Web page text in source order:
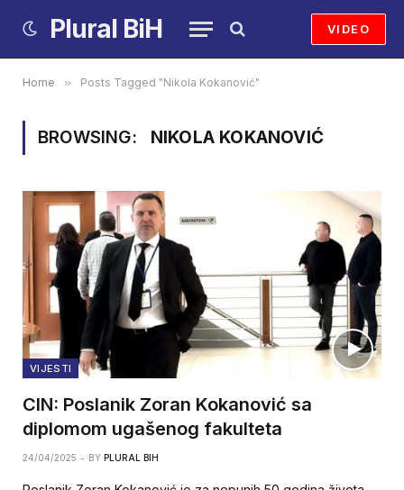
Plural BiH VIDEO
Home » Posts Tagged "Nikola Kokanović"
BROWSING: NIKOLA KOKANOVIĆ
VIJESTI
CIN: Poslanik Zoran Kokanović sa
diplomom ugašenog fakulteta
24/04/2025 BY PLURAL BIH